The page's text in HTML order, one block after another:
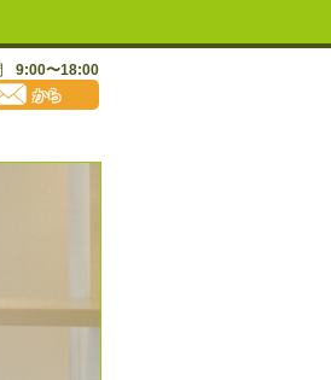
9:00〜18:00
から